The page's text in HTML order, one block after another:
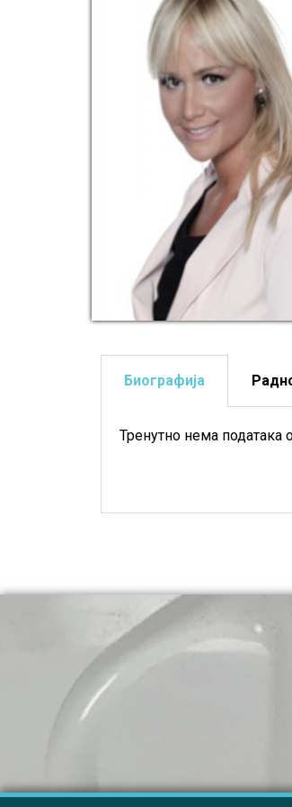
Биографија
Тренутно нема података